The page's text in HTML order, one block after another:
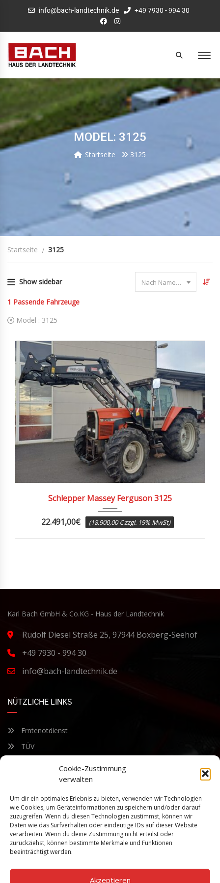
Cookie-Zustimmung
verwalten
Um dir ein optimales Erlebnis zu bieten, verwenden wir Technologien
wie Cookies, um Geräteinformationen zu speichern und/oder darauf
zuzugreifen. Wenn du diesen Technologien zustimmst, können wir
Daten wie das Surfverhalten oder eindeutige IDs auf dieser Website
verarbeiten. Wenn du deine Zustimmung nicht erteilst oder
zurückziehst, können bestimmte Merkmale und Funktionen
beeinträchtigt werden.
Akzeptieren
info@bach-landtechnik.de +49 7930 - 994 30
MODEL: 3125
Startseite 3125
Startseite 3125
Show sidebar Nach Name sortieren
1 Passende Fahrzeuge
Model : 3125
Schlepper Massey Ferguson 3125
22.491,00€ (18.900,00 € zzgl. 19% MwSt)
Karl Bach GmbH & Co.KG - Haus der Landtechnik
Rudolf Diesel Straße 25, 97944 Boxberg-Seehof
+49 7930 - 994 30
info@bach-landtechnik.de
NÜTZLICHE LINKS
Erntenotdienst
TÜV
Bleiben Sie auf dem Laufenden über unsere sich ständig
weiterentwickelnden Produkteigenschaften und Technologien.
Geben Sie Ihre E-Mail-Adresse ein und abonnieren Sie unseren
Newsletter.